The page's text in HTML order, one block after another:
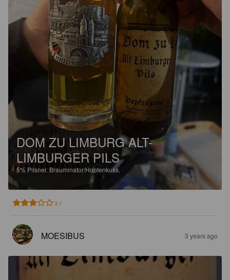
DOM ZU LIMBURG ALT-
LIMBURGER PILS
5% Pilsner. Brauminator/Hopfenkuss.
3.1
MOESIBUS 3 years ago